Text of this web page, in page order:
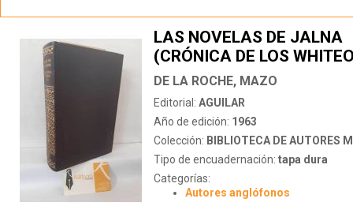
LAS NOVELAS DE JALNA
(CRÓNICA DE LOS
TOMO III
DE LA ROCHE, MAZO
Editorial: AGUILAR
Año de edición: 1963
Colección: BIBLIOTECA DE AUTORES
Tipo de encuadernación: tapa dura
Categorías:
Autores anglófonos